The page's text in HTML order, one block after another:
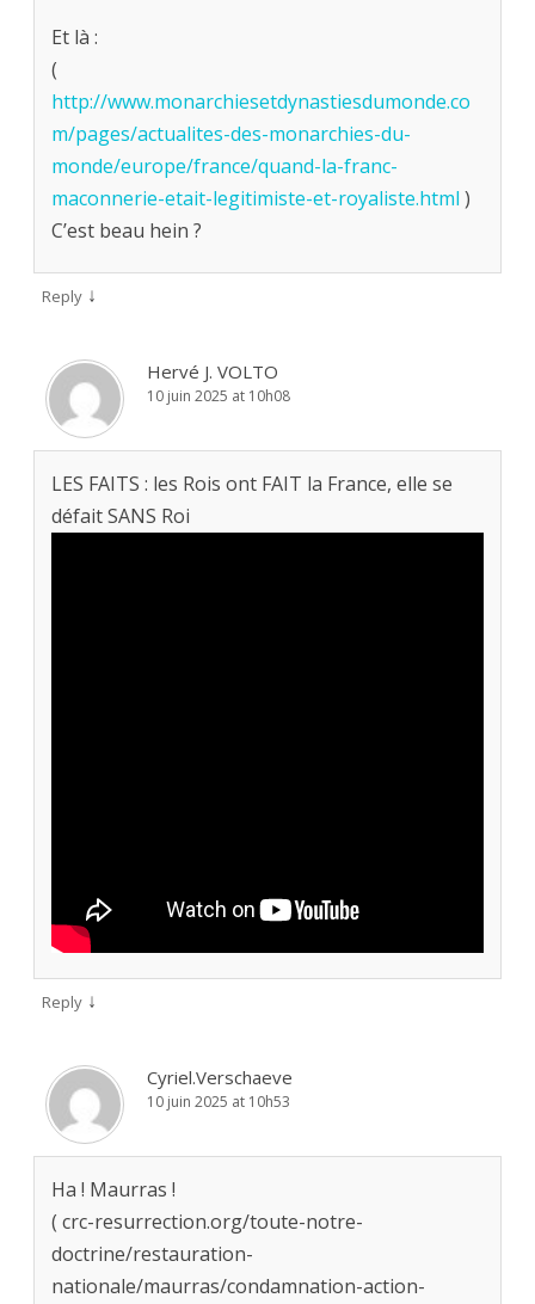
Et là :
(
http://www.monarchiesetdynastiesdumonde.co
m/pages/actualites-des-monarchies-du-
monde/europe/france/quand-la-franc-
maconnerie-etait-legitimiste-et-royaliste.html )
C’est beau hein ?
Reply ↓
Hervé J. VOLTO
10 juin 2025 at 10h08
LES FAITS : les Rois ont FAIT la France, elle se
défait SANS Roi
Reply ↓
Cyriel.Verschaeve
10 juin 2025 at 10h53
Ha ! Maurras !
( crc-resurrection.org/toute-notre-
doctrine/restauration-
nationale/maurras/condamnation-action-